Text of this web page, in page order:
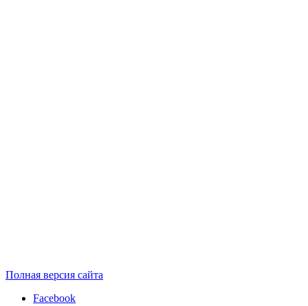
Полная версия сайта
Facebook